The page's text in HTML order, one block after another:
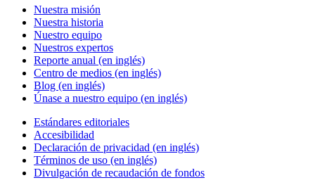
Nuestra misión
Nuestra historia
Nuestro equipo
Nuestros expertos
Reporte anual (en inglés)
Centro de medios (en inglés)
Blog (en inglés)
Únase a nuestro equipo (en inglés)
Estándares editoriales
Accesibilidad
Declaración de privacidad (en inglés)
Términos de uso (en inglés)
Divulgación de recaudación de fondos